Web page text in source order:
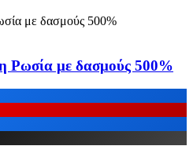
Ρωσία με δασμούς 500%